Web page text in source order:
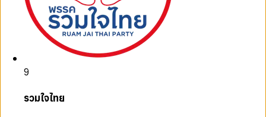
9
รวมใจไทย